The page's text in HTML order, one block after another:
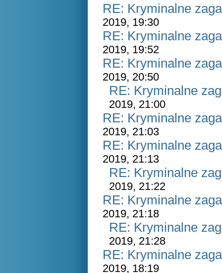
RE: Kryminalne
2019, 19:30
RE: Kryminalne
2019, 19:52
RE: Kryminalne
2019, 20:50
RE: Kryminalne
2019, 21:00
RE: Kryminalne
2019, 21:03
RE: Kryminalne
2019, 21:13
RE: Kryminalne
2019, 21:22
RE: Kryminalne
2019, 21:18
RE: Kryminalne
2019, 21:28
RE: Kryminalne
2019, 18:19